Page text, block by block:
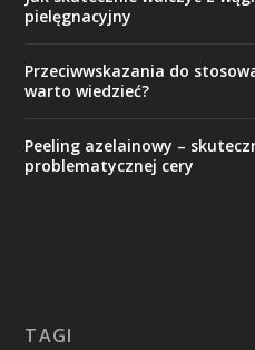
pielęgnacyjny
Przeciwwskazania do
warto wiedzieć?
Peeling azelainowy –
problematycznej cery
TAGI